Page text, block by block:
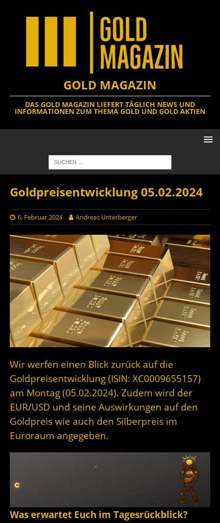
GOLD MAGAZIN
DAS GOLD MAGAZIN LIEFERT TÄGLICH NEWS UND
INFORMATIONEN ZUM THEMA GOLD UND GOLD AKTIEN
Goldpreisentwicklung 05.02.2024
6. Februar 2024 Andreas Unterberger
Wir werfen einen Blick zurück auf die
Goldpreisentwicklung (ISIN: XC0009655157)
am Montag (05.02.2024). Zudem wird der
EUR/USD und seine Auswirkungen auf den
Goldpreis wie auch den Silberpreis im
Euroraum angegeben.
Was erwartet Euch im Tagesrückblick?